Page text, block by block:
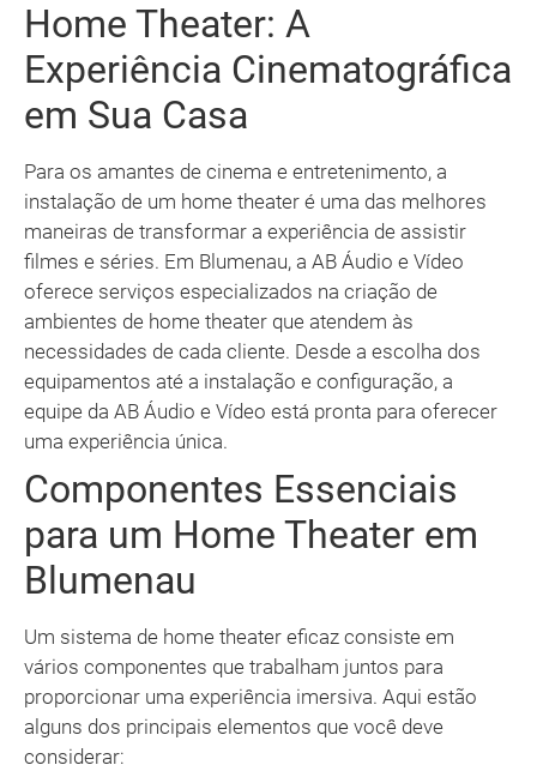
Home Theater: A
Experiência Cinematográfica
em Sua Casa
Para os amantes de cinema e entretenimento, a
instalação de um home theater é uma das melhores
maneiras de transformar a experiência de assistir
filmes e séries. Em Blumenau, a AB Áudio e Vídeo
oferece serviços especializados na criação de
ambientes de home theater que atendem às
necessidades de cada cliente. Desde a escolha dos
equipamentos até a instalação e configuração, a
equipe da AB Áudio e Vídeo está pronta para oferecer
uma experiência única.
Componentes Essenciais
para um Home Theater em
Blumenau
Um sistema de home theater eficaz consiste em
vários componentes que trabalham juntos para
proporcionar uma experiência imersiva. Aqui estão
alguns dos principais elementos que você deve
considerar: